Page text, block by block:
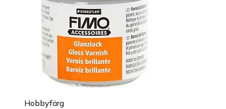
Hobbyfärg